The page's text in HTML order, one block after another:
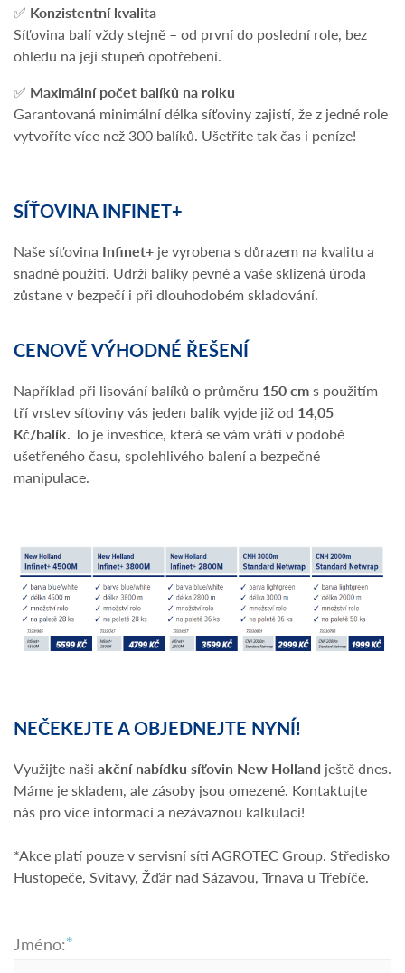
✅ Konzistentní kvalita
Síťovina balí vždy stejně – od první do poslední role, bez
ohledu na její stupeň opotřebení.
✅ Maximální počet balíků na rolku
Garantovaná minimální délka síťoviny zajistí, že z jedné role
vytvoříte více než 300 balíků. Ušetříte tak čas i peníze!
SÍŤOVINA INFINET+
Naše síťovina Infinet+ je vyrobena s důrazem na kvalitu a
snadné použití. Udrží balíky pevné a vaše sklizená úroda
zůstane v bezpečí i při dlouhodobém skladování.
CENOVĚ VÝHODNÉ ŘEŠENÍ
Například při lisování balíků o průměru 150 cms použitím
tří vrstev síťoviny vás jeden balík vyjde již od 14,05
Kč/balík. To je investice, která se vám vrátí v podobě
ušetřeného času, spolehlivého balení a bezpečné
manipulace.
NEČEKEJTE A OBJEDNEJTE NYNÍ!
Využijte naši akční nabídku síťovin New Holland ještě dnes.
Máme je skladem, ale zásoby jsou omezené. Kontaktujte
nás pro více informací a nezávaznou kalkulaci!
*Akce platí pouze v servisní síti AGROTEC Group. Středisko
Hustopeče, Svitavy, Žďár nad Sázavou, Trnava u Třebíče.
Jméno: